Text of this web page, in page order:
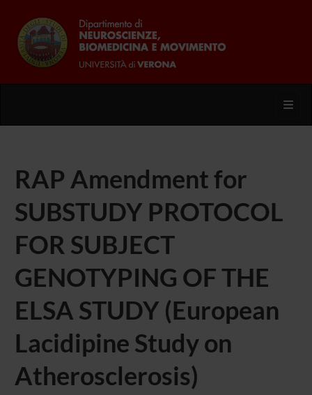
RAP Amendment for
SUBSTUDY PROTOCOL
FOR SUBJECT
GENOTYPING OF THE
ELSA STUDY (European
Lacidipine Study on
Atherosclerosis)